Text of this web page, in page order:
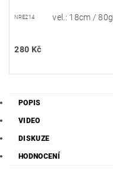
NRE214 vel.: 18cm / 80g
280 Kč
POPIS
VIDEO
DISKUZE
HODNOCENÍ